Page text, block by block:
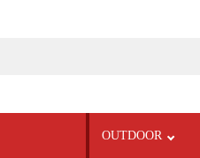
OUTDOOR